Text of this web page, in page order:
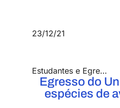
23/12/21
Estudantes e Egressos UniFOA
Egresso do
espécies de